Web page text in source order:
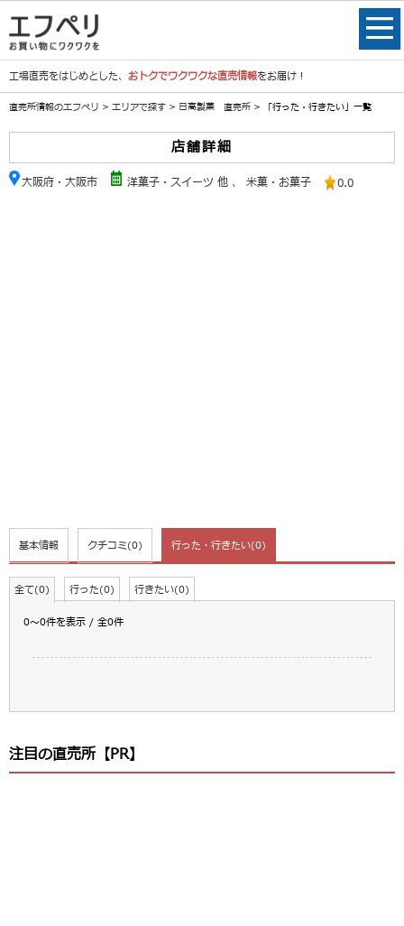
工場直売をはじめとした、 おトクでワクワクな直売情報をお届け！
直売所情報のエフペリ > エリアで探す > 日高製菓 直売所 > 「行った・行きたい」一覧
店舗詳細
大阪府・大阪市 洋菓子・スイーツ 他 、 米菓・お菓子 0.0
基本情報 クチコミ(0) 行った・行きたい(0)
全て(0) 行った(0) 行きたい(0)
0～0件を表示 / 全0件
注目の直売所【PR】